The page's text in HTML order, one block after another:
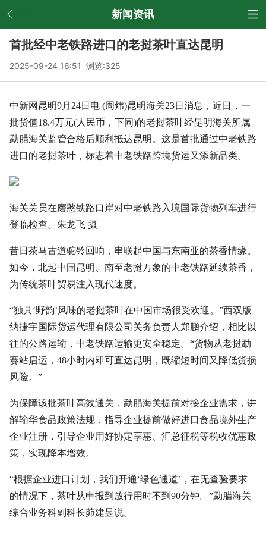
新闻资讯
首批经中老铁路进口的老挝茶叶直达昆明
2025-09-24 16:51 浏览:325
中新网昆明9月24日电 (周炜)昆明海关23日消息，近日，一
批货值18.4万元(人民币，下同)的老挝茶叶经昆明海关所属
勐腊海关监管合格后顺利抵达昆明。这是首批通过中老铁路
进口的老挝茶叶，标志着中老铁路跨境货运又添新品类。
海关关员在磨憨铁路口岸对中老铁路入境国际货物列车进行
登临检查。朱龙飞 摄
昔日茶马古道驼铃回响，串联起中国与东南亚的茶香情缘。
如今，北起中国昆明、南至老挝万象的中老铁路延续茶香，
为传统茶叶贸易注入现代速度。
“独具‘野韵’风味的老挝茶叶在中国市场很受欢迎。”西双版
纳捷宇国际货运代理有限公司关务负责人郑鹏介绍，相比以
往的公路运输，中老铁路运输更安全稳定。“货物从老挝勐
赛站启运，48小时内即可直达昆明，既缩短时间又降低货损
风险。”
为保障该批茶叶高效通关，勐腊海关提前对接企业需求，讲
解输华食品政策法规，指导企业提前做好进口食品境外生产
企业注册，引导企业用好协定享惠、汇总征税等税收优惠政
策，实现降本增效。
“根据企业进口计划，我们开通‘绿色通道’，在无查验要求
的情况下，茶叶从申报到放行用时不到90分钟。”勐腊海关
综合业务科副科长茆建昱说。